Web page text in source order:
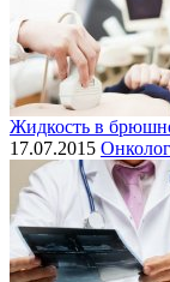
Жидкость в
17.07.2015